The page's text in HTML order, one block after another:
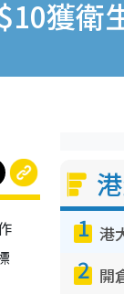
獲衛
1
2